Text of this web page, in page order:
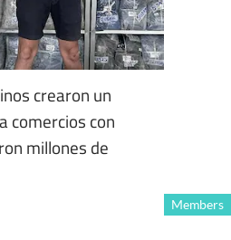
crearon un
comercios con
millones de
Members